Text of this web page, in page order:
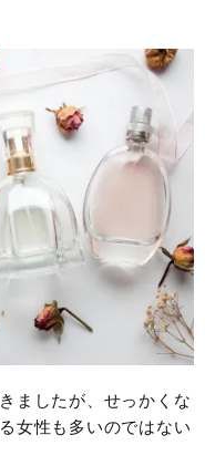
ましたが、せっかくな
女性も多いのではない